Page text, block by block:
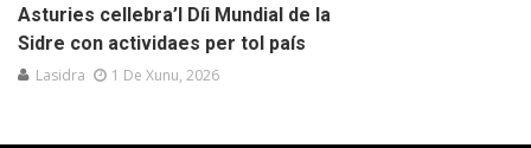
Asturies cellebra’l Díi Mundial de la
Sidre con actividaes per tol país
Lasidra 1 De Xunu, 2026